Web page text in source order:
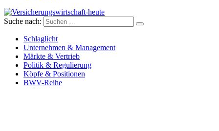
Versicherungswirtschaft-heute
Suche nach:
Schlaglicht
Unternehmen & Management
Märkte & Vertrieb
Politik & Regulierung
Köpfe & Positionen
BWV-Reihe